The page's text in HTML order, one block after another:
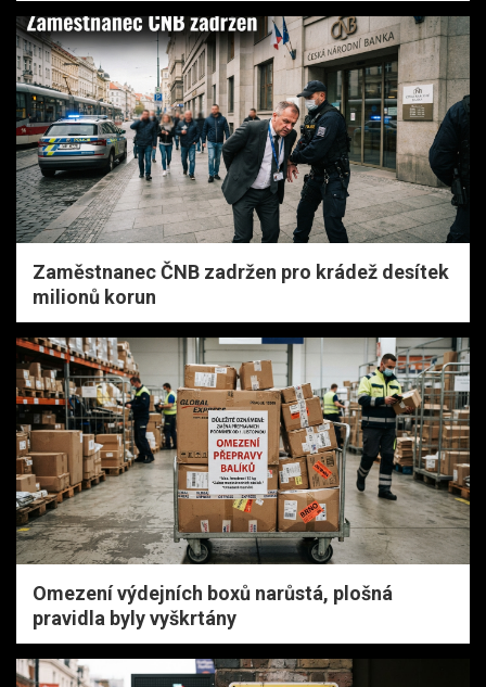
Zaměstnanec ČNB zadržen pro krádež desítek
milionů korun
Omezení výdejních boxů narůstá, plošná
pravidla byly vyškrtány